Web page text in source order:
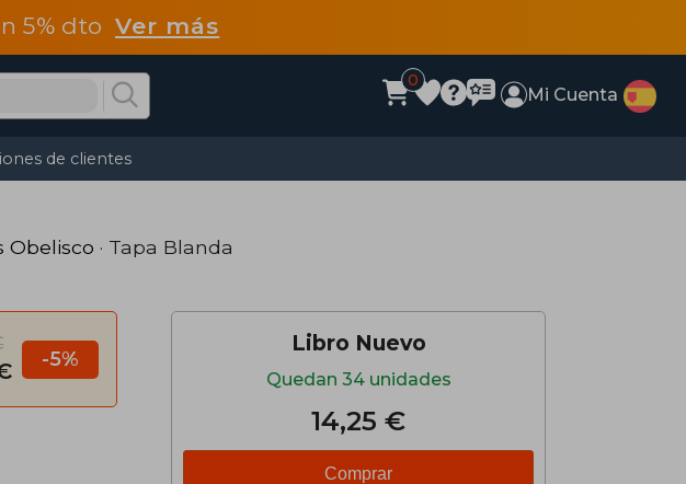
5% dtoVer más
0
Mi Cuenta
de clientes
Obelisco · Tapa Blanda
-5%
Libro Nuevo
Quedan 34 unidades
14,25 €
Comprar